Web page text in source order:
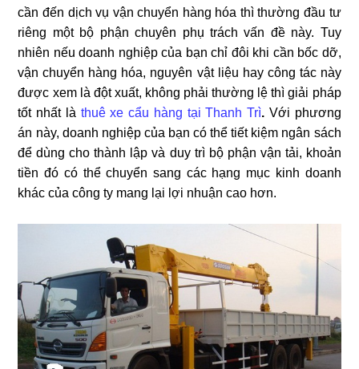
cần đến dịch vụ vận chuyển hàng hóa thì thường đầu tư
riêng một bộ phận chuyên phụ trách vấn đề này. Tuy
nhiên nếu doanh nghiệp của bạn chỉ đôi khi cần bốc dỡ,
vận chuyển hàng hóa, nguyên vật liệu hay công tác này
được xem là đột xuất, không phải thường lệ thì giải pháp
tốt nhất là thuê xe cẩu hàng tại Thanh Trì. Với phương
án này, doanh nghiệp của bạn có thể tiết kiệm ngân sách
để dùng cho thành lập và duy trì bộ phận vận tải, khoản
tiền đó có thể chuyển sang các hạng mục kinh doanh
khác của công ty mang lại lợi nhuận cao hơn.